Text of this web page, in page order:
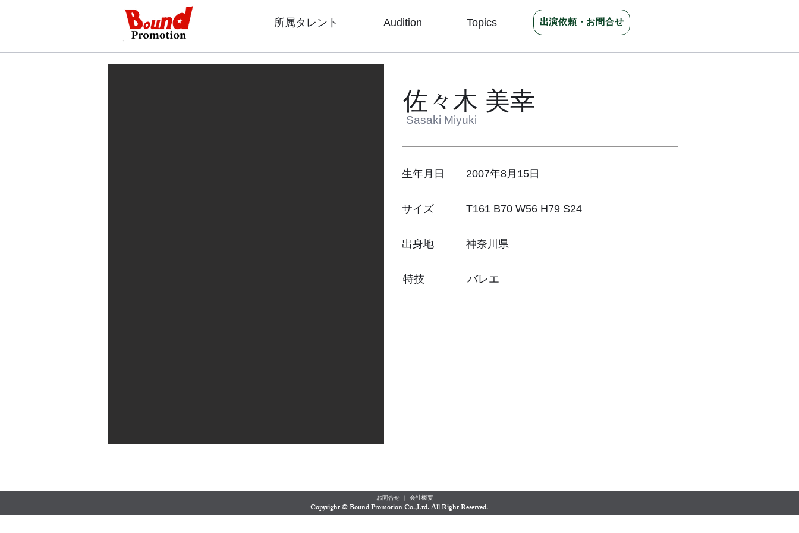
所属タレント Audition Topics 出演依頼・お問合せ
佐々木 美幸
Sasaki Miyuki
生年月日 2007年8月15日
サイズ T161 B70 W56 H79 S24
出身地 神奈川県
特技 バレエ
お問合せ ｜ 会社概要
​Copyright © Bound Promotion Co.,Ltd. All Right Reserved.